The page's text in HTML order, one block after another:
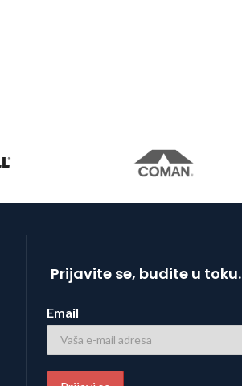
Prijavite se, budite u toku.
Email